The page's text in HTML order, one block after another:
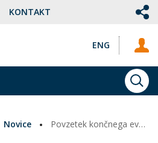
ENG
KONTAKT
Novice Povzetek končnega evalvacijskega poročila projekta Goal – Svetovanje odraslim v izobraževanju